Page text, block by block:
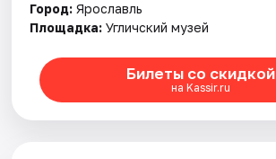
Город: Ярославль
Площадка: Угличский музей
Билеты со скидкой
на Kassir.ru